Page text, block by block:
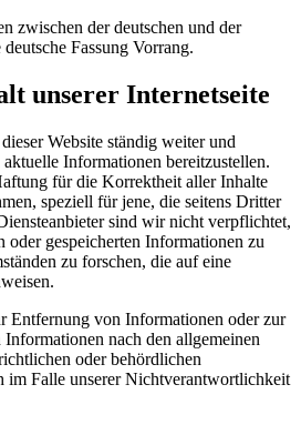
zwischen der deutschen und der
Fassung Vorrang.
unserer Internetseite
Website ständig weiter und
Informationen bereitzustellen.
für die Korrektheit aller Inhalte
speziell für jene, die seitens Dritter
sind wir nicht verpflichtet,
oder gespeicherten Informationen zu
zu forschen, die auf eine
Entfernung von Informationen oder zur
nach den allgemeinen
oder behördlichen
im Falle unserer Nichtverantwortlichkeit